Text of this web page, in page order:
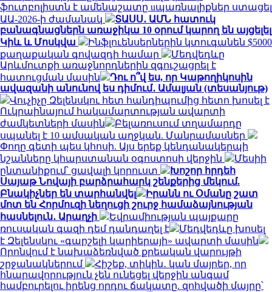
ֆուտբոլիստն է ամենաշատը uպառնալիքներ ստացել
ԱԱ-2026-ի ժամանակ
ՏԱՍՍ․ ԱՄՆ հատուկ
բանագնացներն առաջիկա 10 օրում կարող են այցելել
Կիև և Մոսկվա
Ինֆլուենսերներին կտուգանեն $5000
քաղաքական գովազդի համար
Մեդվեդևը
Արևմուտքի առաջնորդներին զգուշացրել է
հատուցման մասին
Դու ո՞վ ես, որ Կաթողիկոսին
ավազանի անունով ես դիմում․ Ամալյան (տեսանյութ)
Վուչիչը Զելենսկու հետ հանդիպումից հետո խոսել է
Ուկրաինայում հակամարտության ավարտի
ժամկետների մասին
Բելառուսում տղամարդը
սպանել է 10 ամսական աղջկան. Մանրամասներ
Փողը գետի պես կհոսի. Այս երեք կենդանակերպի
նշանները կհարստանան օգոստոսի վերջին
Մեսիի
ընտանիքում՝ ցավալի կորուստ
Խոշոր հրդեհ
Սայաթ Նովայի բարձրահարկ շենքերից մեկում.
Բնակիչներ են տարհանվել
Իրանն ու Օմանը շատ
մոտ են Հորմուզի նեղուցի շուրջ համաձայնության
հասնելուն․ Արաղչի
Եվրամիության պայքարը
ռուսական գազի դեմ դանդաղել է
Մեդվեդևը խոսել
է Զելենսկու «գարշելի կարիերայի» ավարտի մասին
Որոնվում է նախաձեռնված քրեական վարույթի
շրջանակներում
Հիշեք, տիկին․ կան մայրեր, որ
հնարավորություն չեն ունեցել վերջին անգամ
համբուրելու իրենց որդու ճակատը. զոհվածի մայրը՝